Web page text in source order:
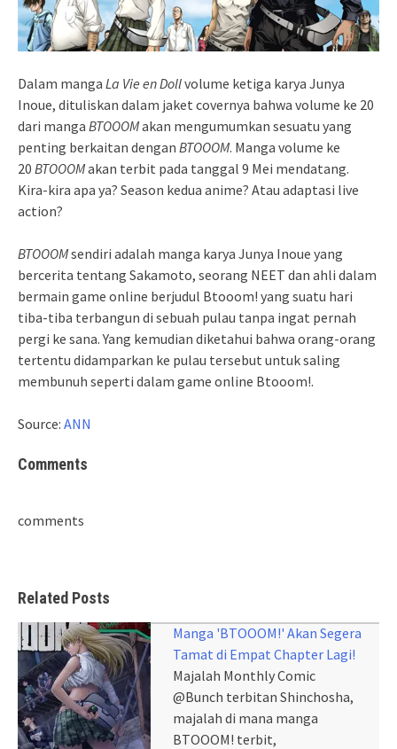
Dalam manga La Vie en Dollvolume ketiga karya Junya
Inoue, dituliskan dalam jaket covernya bahwa volume ke 20
dari manga BTOOOMakan mengumumkan sesuatu yang
penting berkaitan dengan BTOOOM. Manga volume ke
20 BTOOOMakan terbit pada tanggal 9 Mei mendatang.
Kira-kira apa ya? Season kedua anime? Atau adaptasi live
action?
BTOOOMsendiri adalah manga karya Junya Inoue yang
bercerita tentang Sakamoto, seorang NEET dan ahli dalam
bermain game online berjudul Btooom! yang suatu hari
tiba-tiba terbangun di sebuah pulau tanpa ingat pernah
pergi ke sana. Yang kemudian diketahui bahwa orang-orang
tertentu didamparkan ke pulau tersebut untuk saling
membunuh seperti dalam game online Btooom!.
Source: ANN
Comments
comments
Related Posts
Manga 'BTOOOM!' Akan Segera
Tamat di Empat Chapter Lagi!
Majalah Monthly Comic
@Bunch terbitan Shinchosha,
majalah di mana manga
BTOOOM! terbit,